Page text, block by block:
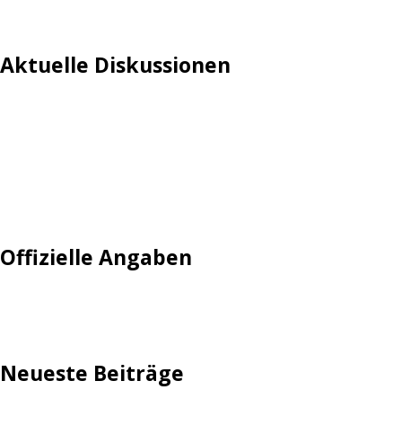
Aktuelle Diskussionen
Offizielle Angaben
Neueste Beiträge